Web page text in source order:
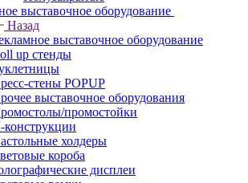
выставочное оборудование
Назад
выставочное оборудование
up стенды
стены POPUP
выставочное оборудования
промостойки
конструкции
холдеры
короба
дисплеи